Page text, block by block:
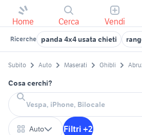
Home Cerca Vendi
Ricerche panda 4x4 usata chieti
Subito Auto Maserati Ghibli
Cosa cerchi?
Auto Filtri +2